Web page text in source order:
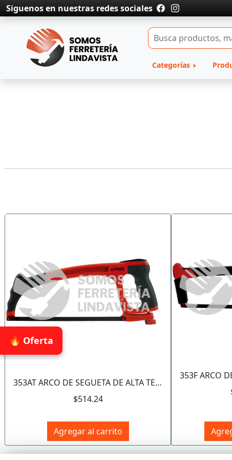
🔥 Oferta
Siguenos en nuestras redes sociales
Categorías
353AT ARCO DE SEGUETA DE ALTA TENSION ERGONOMICO CON MANGO BIMATERIAL 12", 16" URREA
$514.24
Agregar al carrito